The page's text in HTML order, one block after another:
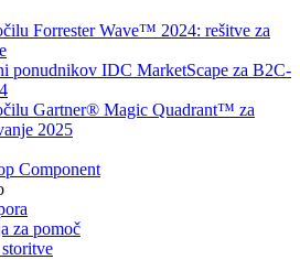
Forrester Wave™ 2024: rešitve za
ponudnikov IDC MarketScape za B2C-
Gartner® Magic Quadrant™ za
2025
Component
za pomoč